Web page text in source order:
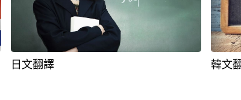
日文翻譯 韓文